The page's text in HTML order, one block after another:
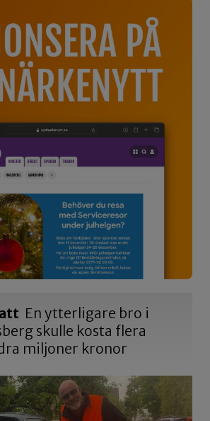
En ytterligare bro i
skulle kosta flera
miljoner kronor